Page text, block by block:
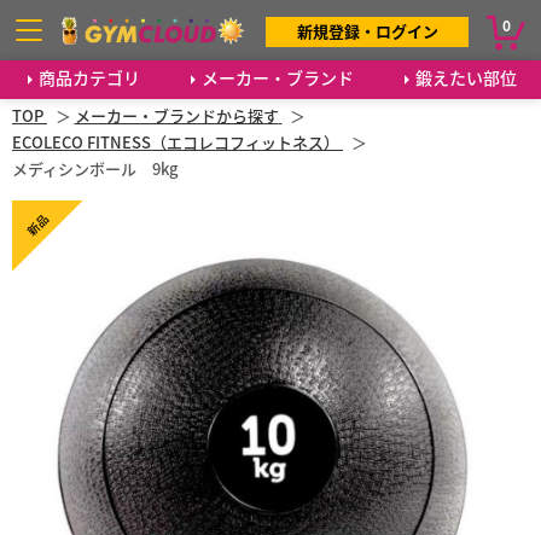
商品カテゴリ メーカー・ブランド 鍛えたい部位
新規登録・ログイン 0
TOP
メーカー・ブランドから探す
ECOLECO FITNESS（エコレコフィットネス）
メディシンボール 9kg
新品